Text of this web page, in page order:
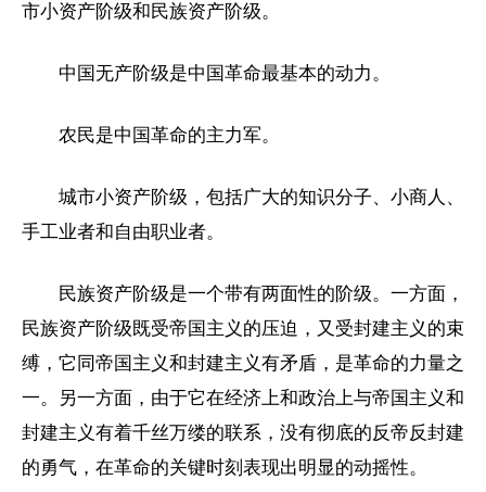
市小资产阶级和民族资产阶级。
中国无产阶级是中国革命最基本的动力。
农民是中国革命的主力军。
城市小资产阶级，包括广大的知识分子、小商人、
手工业者和自由职业者。
民族资产阶级是一个带有两面性的阶级。一方面，
民族资产阶级既受帝国主义的压迫，又受封建主义的束
缚，它同帝国主义和封建主义有矛盾，是革命的力量之
一。另一方面，由于它在经济上和政治上与帝国主义和
封建主义有着千丝万缕的联系，没有彻底的反帝反封建
的勇气，在革命的关键时刻表现出明显的动摇性。